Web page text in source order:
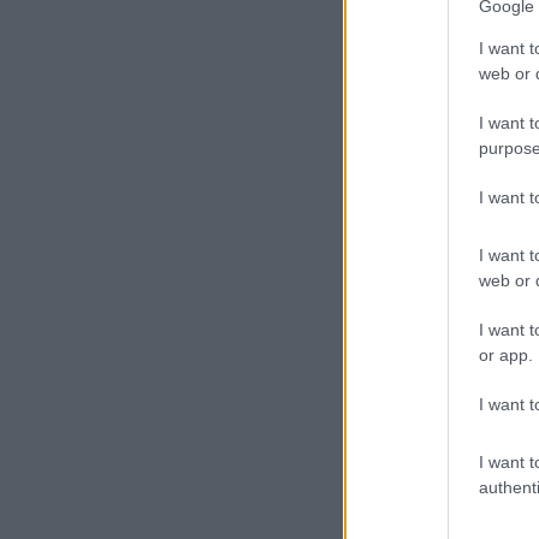
Google
I want
web or
I want
I want
I want
web or
I want
or app.
I want
I want